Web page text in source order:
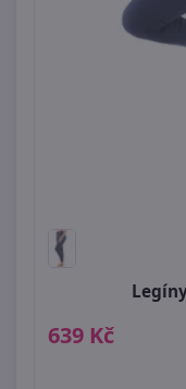
639 Kč